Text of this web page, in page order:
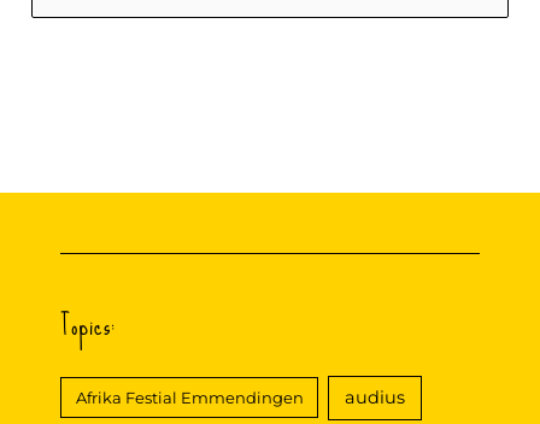
u
Topics:
Afrika Festial Emmendingen audius